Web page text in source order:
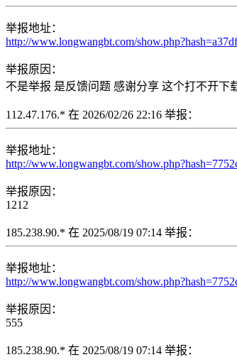
举报地址：
http://www.longwangbt.com/
举报原因：
不是举报 是反馈问题 感谢分享 这个打不开下
112.47.176.* 在 2026/02/26 22:16 举报：
举报地址：
http://www.longwangbt.com/
举报原因：
1212
185.238.90.* 在 2025/08/19 07:14 举报：
举报地址：
http://www.longwangbt.com/
举报原因：
555
185.238.90.* 在 2025/08/19 07:14 举报：